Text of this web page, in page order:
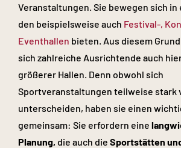
Veranstaltungen. Sie bewegen sich in
den beispielsweise auch Festival-,
Eventhallen bieten. Aus diesem
sich zahlreiche Ausrichtende auch
größerer Hallen. Denn obwohl sich
Sportveranstaltungen teilweise stark
unterscheiden, haben sie einen
gemeinsam: Sie erfordern eine
Planung, die auch die Sportstätten